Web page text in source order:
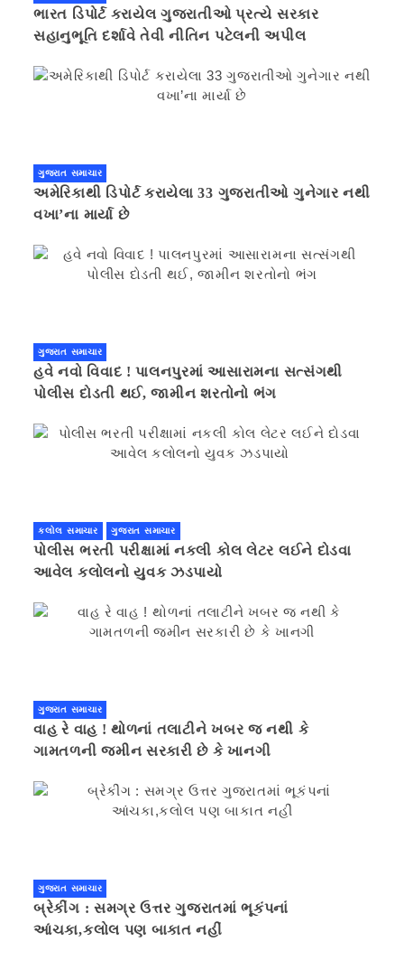
ભારત ડિપોર્ટ કરાયેલ ગુજરાતીઓ પ્રત્યે સરકાર
સહાનુભૂતિ દર્શાવે તેવી નીતિન પટેલની અપીલ
ગુજરાત સમાચાર
અમેરિકાથી ડિપોર્ટ કરાયેલા 33 ગુજરાતીઓ ગુનેગાર નથી
વખા’ના માર્યા છે
ગુજરાત સમાચાર
હવે નવો વિવાદ ! પાલનપુરમાં આસારામના સત્સંગથી
પોલીસ દોડતી થઈ, જામીન શરતોનો ભંગ
કલોલ સમાચાર ગુજરાત સમાચાર
પોલીસ ભરતી પરીક્ષામાં નકલી કોલ લેટર લઈને દોડવા
આવેલ કલોલનો યુવક ઝડપાયો
ગુજરાત સમાચાર
વાહ રે વાહ ! થોળનાં તલાટીને ખબર જ નથી કે
ગામતળની જમીન સરકારી છે કે ખાનગી
ગુજરાત સમાચાર
બ્રેકીંગ : સમગ્ર ઉત્તર ગુજરાતમાં ભૂકંપનાં
આંચકા,કલોલ પણ બાકાત નહીં